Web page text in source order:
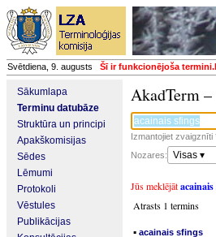
Svētdiena, 9. augusts Šī ir funkcionējoša
Sākumlapa
Terminu datubāze
Struktūra un principi
Apakškomisijas
Sēdes
Lēmumi
Protokoli
Vēstules
Publikācijas
AkadTerm
Izmantojiet
Nozares:
Visas ▾
Jūs meklējāt
Atrasts 1 termins
▪ acainais sfings